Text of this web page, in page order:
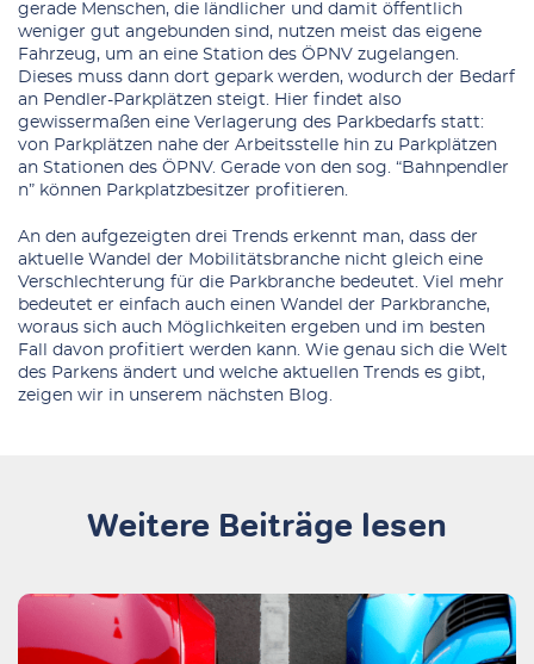
gerade Menschen, die ländlicher und damit öffentlich
weniger gut angebunden sind, nutzen meist das eigene
Fahrzeug, um an eine Station des ÖPNV zugelangen.
Dieses muss dann dort gepark werden, wodurch der Bedarf
an Pendler-Parkplätzen steigt. Hier findet also
gewissermaßen eine Verlagerung des Parkbedarfs statt:
von Parkplätzen nahe der Arbeitsstelle hin zu Parkplätzen
an Stationen des ÖPNV. Gerade von den sog. “Bahnpendler
n” können Parkplatzbesitzer profitieren.
An den aufgezeigten drei Trends erkennt man, dass der
aktuelle Wandel der Mobilitätsbranche nicht gleich eine
Verschlechterung für die Parkbranche bedeutet. Viel mehr
bedeutet er einfach auch einen Wandel der Parkbranche,
woraus sich auch Möglichkeiten ergeben und im besten
Fall davon profitiert werden kann. Wie genau sich die Welt
des Parkens ändert und welche aktuellen Trends es gibt,
zeigen wir in unserem nächsten Blog.
Weitere Beiträge lesen